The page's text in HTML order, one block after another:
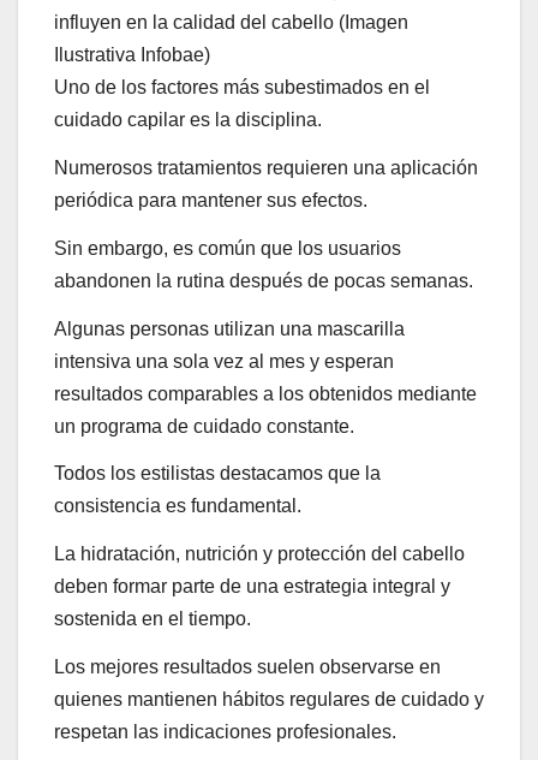
influyen en la calidad del cabello (Imagen
Ilustrativa Infobae)
Uno de los factores más subestimados en el
cuidado capilar es la disciplina.
Numerosos tratamientos requieren una aplicación
periódica para mantener sus efectos.
Sin embargo, es común que los usuarios
abandonen la rutina después de pocas semanas.
Algunas personas utilizan una mascarilla
intensiva una sola vez al mes y esperan
resultados comparables a los obtenidos mediante
un programa de cuidado constante.
Todos los estilistas destacamos que la
consistencia es fundamental.
La hidratación, nutrición y protección del cabello
deben formar parte de una estrategia integral y
sostenida en el tiempo.
Los mejores resultados suelen observarse en
quienes mantienen hábitos regulares de cuidado y
respetan las indicaciones profesionales.